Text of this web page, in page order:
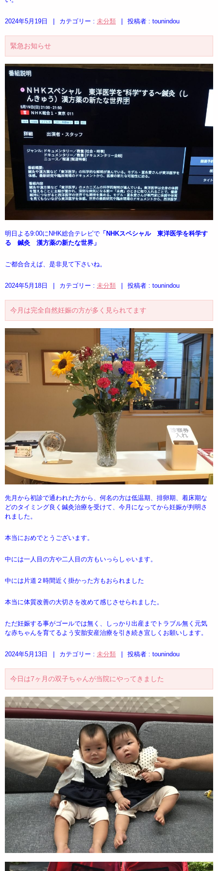
2024年5月19日 カテゴリー : 未分類 投稿者 : tounindou
緊急お知らせ
明日よる9:00にNHK総合テレビで 「NHKスペシャル 東洋医学を科学す
る 鍼灸 漢方薬の新たな世界」
ご都合合えば、是非見て下さいね。
2024年5月18日 カテゴリー : 未分類 投稿者 : tounindou
今月は完全自然妊娠の方が多く見られてます
先月から初診で通われた方から、何名の方は低温期、排卵期、着床期な
どのタイミング良く鍼灸治療を受けて、今月になってから妊娠が判明さ
れました。
本当におめでとうございます。
中には一人目の方や二人目の方もいっらしゃいます。
中には片道２時間近く掛かった方もおられました
本当に体質改善の大切さを改めて感じさせられました。
ただ妊娠する事がゴールでは無く、しっかり出産までトラブル無く元気
な赤ちゃんを育てるよう安胎安産治療を引き続き宜しくお願いします。
2024年5月13日 カテゴリー : 未分類 投稿者 : tounindou
今日は7ヶ月の双子ちゃんが当院にやってきました